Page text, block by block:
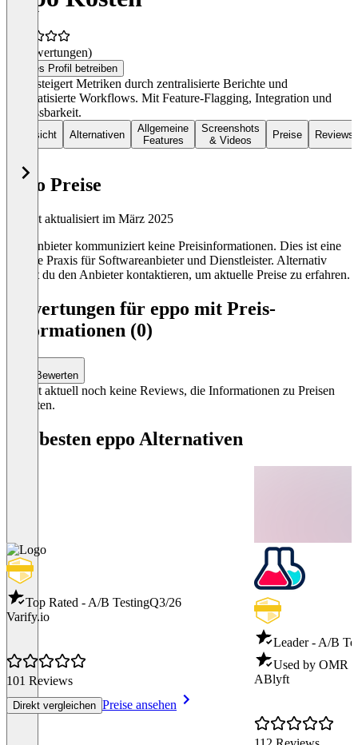
(0 Bewertungen)
Dieses Profil betreiben
Eppo steigert Metriken durch zentralisierte Berichte und
automatisierte Workflows. Mit Feature-Flagging, Integration und
Anpassbarkeit.
Übersicht Alternativen
Allgemeine
Features
Screenshots
& Videos
Preise Reviews
eppo Preise
Zuletzt aktualisiert im März 2025
Der Anbieter kommuniziert keine Preisinformationen. Dies ist eine
übliche Praxis für Softwareanbieter und Dienstleister. Alternativ
kannst du den Anbieter kontaktieren, um aktuelle Preise zu erfahren.
Bewertungen für eppo mit Preis-
Informationen (0)
Bewerten
Es gibt aktuell noch keine Reviews, die Informationen zu Preisen
enthalten.
Die besten eppo Alternativen
Top Rated - A/B TestingQ3/26
Varify.io
101 Reviews
Direkt vergleichen Preise ansehen
Leader - A/B
Used by OMR
ABlyft